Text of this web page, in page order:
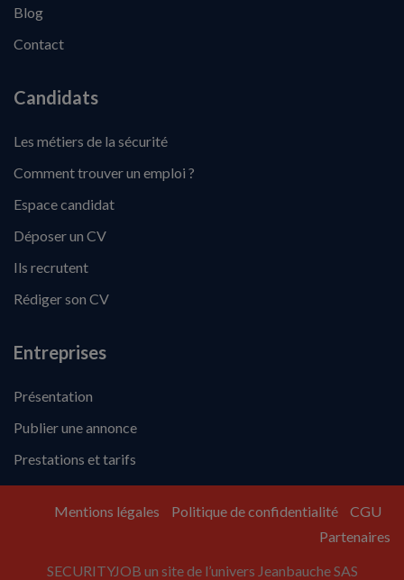
Blog
Contact
Candidats
Les métiers de la sécurité
Comment trouver un emploi ?
Espace candidat
Déposer un CV
Ils recrutent
Rédiger son CV
Entreprises
Présentation
Publier une annonce
Prestations et tarifs
SECURITYJOB un site de l’univers Jeanbauche SAS
Mentions légales Politique de confidentialité
CGU
Partenaires